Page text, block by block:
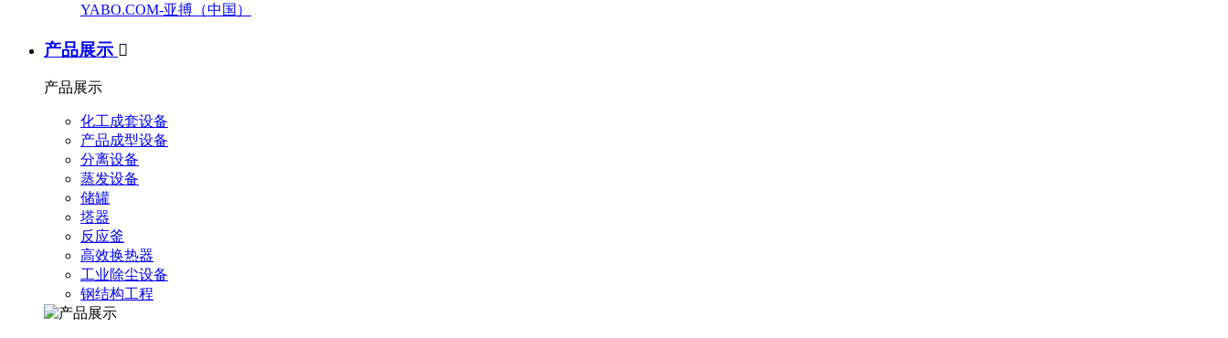
YABO.COM-亚搏（中国）
产品展示 
产品展示
化工成套设备
产品成型设备
分离设备
蒸发设备
储罐
塔器
反应釜
高效换热器
工业除尘设备
钢结构工程